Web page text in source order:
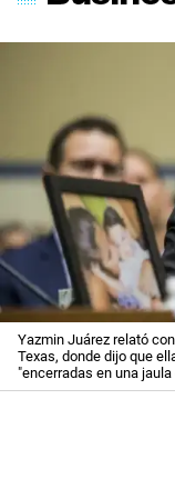
Yazmin Juárez relató
Texas, donde dijo que
"encerradas en una